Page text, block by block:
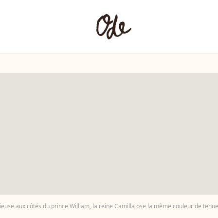
aux côtés du prince William, la reine Camilla ose la même couleur de